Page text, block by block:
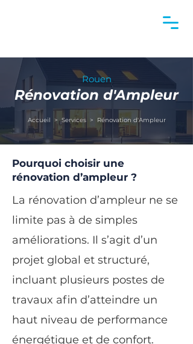
Rouen
Rénovation d'Ampleur
Accueil > Services> Rénovation d'Ampleur
Pourquoi choisir une
rénovation d’ampleur ?
La rénovation d’ampleur ne se
limite pas à de simples
améliorations. Il s’agit d’un
projet global et structuré,
incluant plusieurs postes de
travaux afin d’atteindre un
haut niveau de performance
énergétique et de confort.